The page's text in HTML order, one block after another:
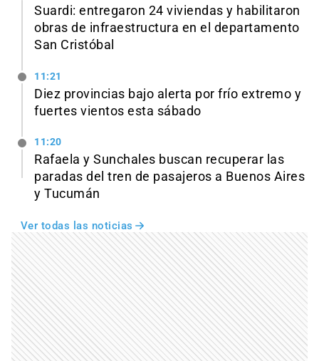
Suardi: entregaron 24 viviendas y habilitaron
obras de infraestructura en el departamento
San Cristóbal
11:21
Diez provincias bajo alerta por frío extremo y
fuertes vientos esta sábado
11:20
Rafaela y Sunchales buscan recuperar las
paradas del tren de pasajeros a Buenos Aires
y Tucumán
Ver todas las noticias